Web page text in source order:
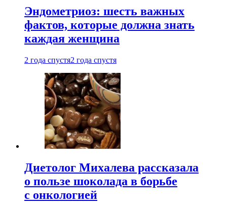
Эндометриоз: шесть важных
фактов, которые должна знать
каждая женщина
2 года спустя2 года спустя
Диетолог Михалева рассказала
о пользе шоколада в борьбе
с онкологией